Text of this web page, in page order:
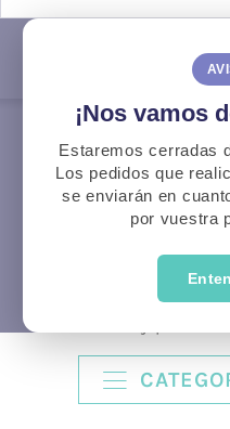
¡Nos vamos
Estaremos cerradas
Los pedidos que
se enviarán en
por vuestra
CONFECCIÓN
Dentro de